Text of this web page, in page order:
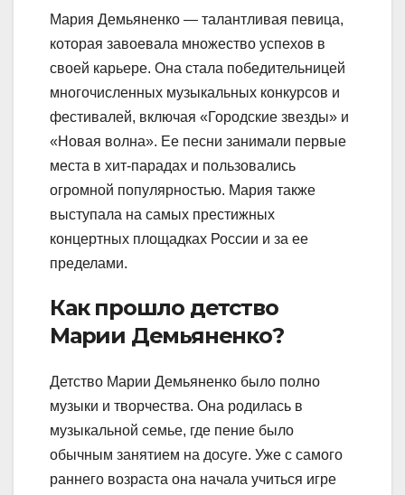
Мария Демьяненко — талантливая певица,
которая завоевала множество успехов в
своей карьере. Она стала победительницей
многочисленных музыкальных конкурсов и
фестивалей, включая «Городские звезды» и
«Новая волна». Ее песни занимали первые
места в хит-парадах и пользовались
огромной популярностью. Мария также
выступала на самых престижных
концертных площадках России и за ее
пределами.
Как прошло детство
Марии Демьяненко?
Детство Марии Демьяненко было полно
музыки и творчества. Она родилась в
музыкальной семье, где пение было
обычным занятием на досуге. Уже с самого
раннего возраста она начала учиться игре